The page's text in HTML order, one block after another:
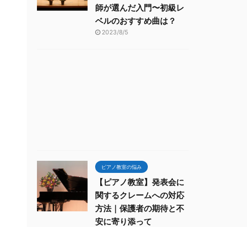
師が選んだ入門〜初級レ
ベルのおすすめ曲は？
2023/8/5
ピアノ教室の悩み
【ピアノ教室】発表会に
関するクレームへの対応
方法｜保護者の期待と不
安に寄り添って